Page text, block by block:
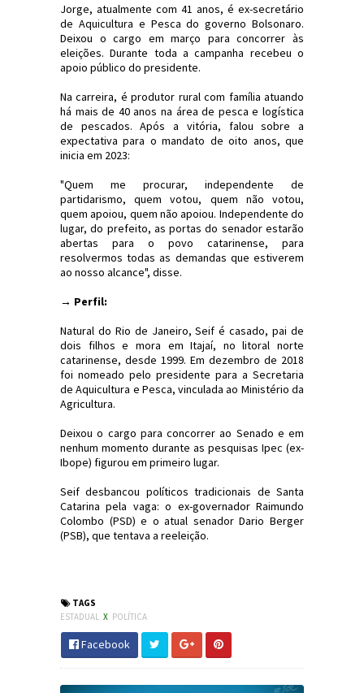
Jorge, atualmente com 41 anos, é ex-secretário
de Aquicultura e Pesca do governo Bolsonaro.
Deixou o cargo em março para concorrer às
eleições. Durante toda a campanha recebeu o
apoio público do presidente.
Na carreira, é produtor rural com família atuando
há mais de 40 anos na área de pesca e logística
de pescados. Após a vitória, falou sobre a
expectativa para o mandato de oito anos, que
inicia em 2023:
"Quem me procurar, independente de
partidarismo, quem votou, quem não votou,
quem apoiou, quem não apoiou. Independente do
lugar, do prefeito, as portas do senador estarão
abertas para o povo catarinense, para
resolvermos todas as demandas que estiverem
ao nosso alcance", disse.
→ Perfil:
Natural do Rio de Janeiro, Seif é casado, pai de
dois filhos e mora em Itajaí, no litoral norte
catarinense, desde 1999. Em dezembro de 2018
foi nomeado pelo presidente para a Secretaria
de Aquicultura e Pesca, vinculada ao Ministério da
Agricultura.
Deixou o cargo para concorrer ao Senado e em
nenhum momento durante as pesquisas Ipec (ex-
Ibope) figurou em primeiro lugar.
Seif desbancou políticos tradicionais de Santa
Catarina pela vaga: o ex-governador Raimundo
Colombo (PSD) e o atual senador Dario Berger
(PSB), que tentava a reeleição.
TAGS
ESTADUAL X POLÍTICA
Facebook